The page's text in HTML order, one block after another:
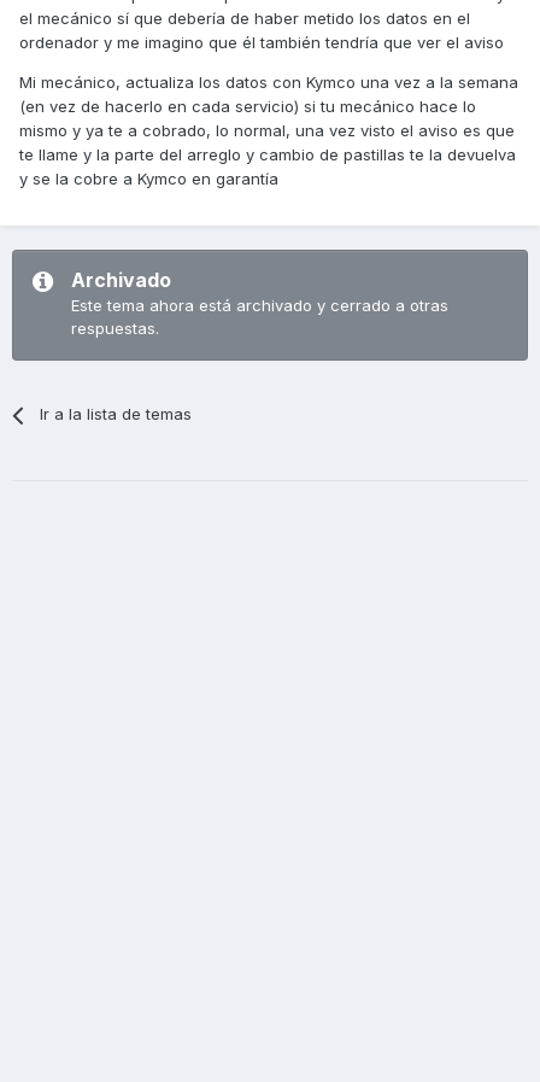
el mecánico sí que debería de haber metido los datos en el
ordenador y me imagino que él también tendría que ver el aviso
Mi mecánico, actualiza los datos con Kymco una vez a la semana
(en vez de hacerlo en cada servicio) si tu mecánico hace lo
mismo y ya te a cobrado, lo normal, una vez visto el aviso es que
te llame y la parte del arreglo y cambio de pastillas te la devuelva
y se la cobre a Kymco en garantía
Archivado
Este tema ahora está archivado y cerrado a otras
respuestas.
Ir a la lista de temas